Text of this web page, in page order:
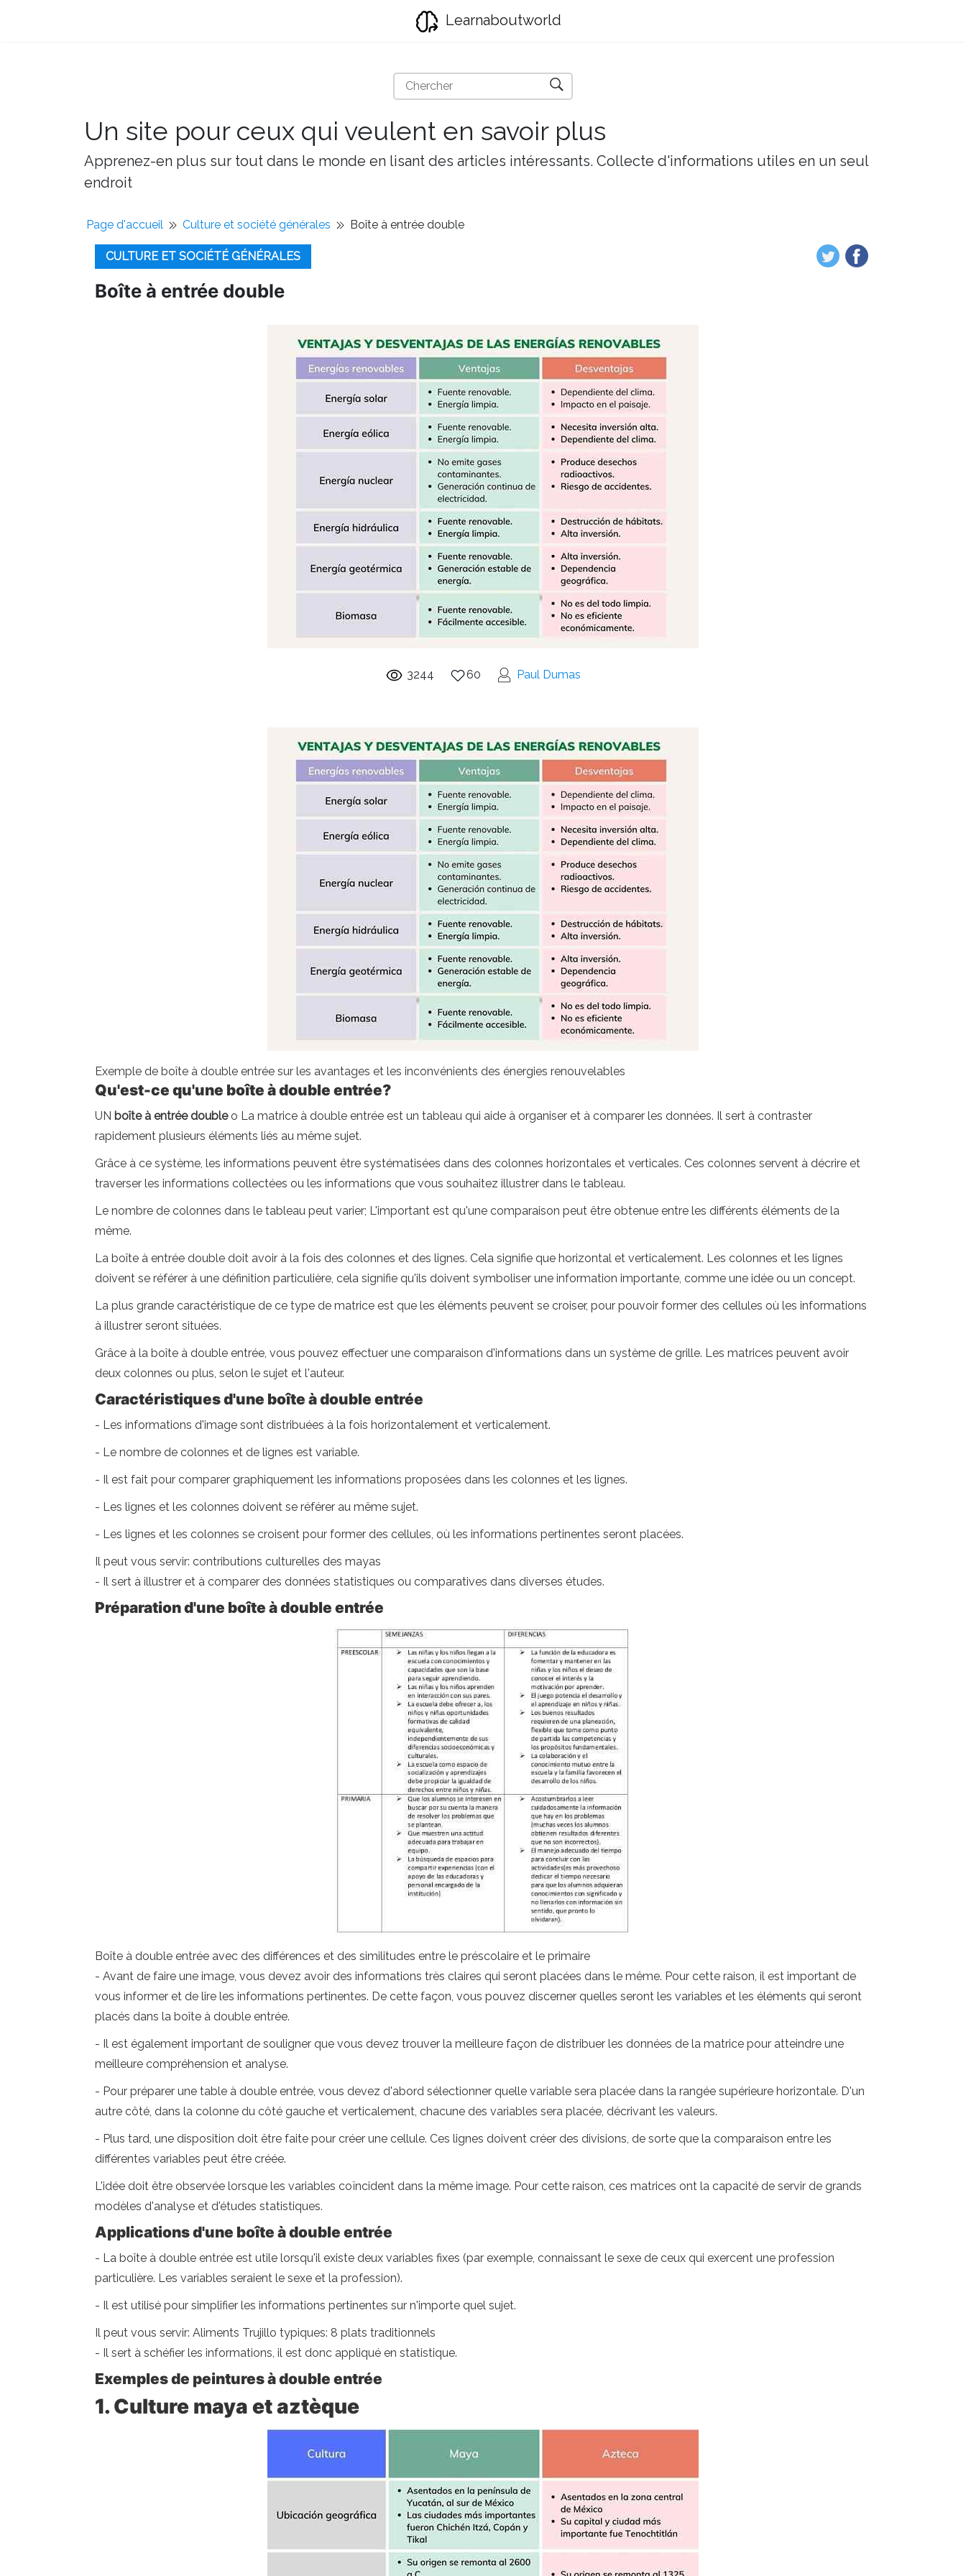
Learnaboutworld
Un site pour ceux qui veulent en savoir plus
Apprenez-en plus sur tout dans le monde en lisant des articles intéressants. Collecte d'informations utiles en un seul
endroit
Page d'accueil Culture et société générales Boîte à entrée double
CULTURE ET SOCIÉTÉ GÉNÉRALES
Boîte à entrée double
3244 60 Paul Dumas
Exemple de boîte à double entrée sur les avantages et les inconvénients des énergies renouvelables
Qu'est-ce qu'une boîte à double entrée?
UN boîte à entrée doubleo La matrice à double entrée est un tableau qui aide à organiser et à comparer les données. Il sert à contraster
rapidement plusieurs éléments liés au même sujet.
Grâce à ce système, les informations peuvent être systématisées dans des colonnes horizontales et verticales. Ces colonnes servent à décrire et
traverser les informations collectées ou les informations que vous souhaitez illustrer dans le tableau.
Le nombre de colonnes dans le tableau peut varier; L'important est qu'une comparaison peut être obtenue entre les différents éléments de la
même.
La boîte à entrée double doit avoir à la fois des colonnes et des lignes. Cela signifie que horizontal et verticalement. Les colonnes et les lignes
doivent se référer à une définition particulière, cela signifie qu'ils doivent symboliser une information importante, comme une idée ou un concept.
La plus grande caractéristique de ce type de matrice est que les éléments peuvent se croiser, pour pouvoir former des cellules où les informations
à illustrer seront situées.
Grâce à la boîte à double entrée, vous pouvez effectuer une comparaison d'informations dans un système de grille. Les matrices peuvent avoir
deux colonnes ou plus, selon le sujet et l'auteur.
Caractéristiques d'une boîte à double entrée
- Les informations d'image sont distribuées à la fois horizontalement et verticalement.
- Le nombre de colonnes et de lignes est variable.
- Il est fait pour comparer graphiquement les informations proposées dans les colonnes et les lignes.
- Les lignes et les colonnes doivent se référer au même sujet.
- Les lignes et les colonnes se croisent pour former des cellules, où les informations pertinentes seront placées.
Il peut vous servir: contributions culturelles des mayas
- Il sert à illustrer et à comparer des données statistiques ou comparatives dans diverses études.
Préparation d'une boîte à double entrée
Boîte à double entrée avec des différences et des similitudes entre le préscolaire et le primaire
- Avant de faire une image, vous devez avoir des informations très claires qui seront placées dans le même. Pour cette raison, il est important de
vous informer et de lire les informations pertinentes. De cette façon, vous pouvez discerner quelles seront les variables et les éléments qui seront
placés dans la boîte à double entrée.
- Il est également important de souligner que vous devez trouver la meilleure façon de distribuer les données de la matrice pour atteindre une
meilleure compréhension et analyse.
- Pour préparer une table à double entrée, vous devez d'abord sélectionner quelle variable sera placée dans la rangée supérieure horizontale. D'un
autre côté, dans la colonne du côté gauche et verticalement, chacune des variables sera placée, décrivant les valeurs.
- Plus tard, une disposition doit être faite pour créer une cellule. Ces lignes doivent créer des divisions, de sorte que la comparaison entre les
différentes variables peut être créée.
L'idée doit être observée lorsque les variables coïncident dans la même image. Pour cette raison, ces matrices ont la capacité de servir de grands
modèles d'analyse et d'études statistiques.
Applications d'une boîte à double entrée
- La boîte à double entrée est utile lorsqu'il existe deux variables fixes (par exemple, connaissant le sexe de ceux qui exercent une profession
particulière. Les variables seraient le sexe et la profession).
- Il est utilisé pour simplifier les informations pertinentes sur n'importe quel sujet.
Il peut vous servir: Aliments Trujillo typiques: 8 plats traditionnels
- Il sert à schéfier les informations, il est donc appliqué en statistique.
Exemples de peintures à double entrée
1. Culture maya et aztèque